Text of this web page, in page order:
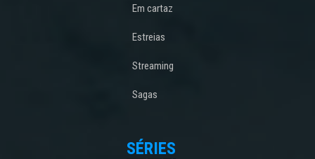
Em cartaz
Estreias
Streaming
Sagas
SÉRIES